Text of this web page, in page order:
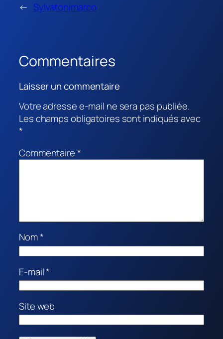
← Sylvatonimarco
Commentaires
Laisser un commentaire
Votre adresse e-mail ne sera pas publiée.
Les champs obligatoires sont indiqués avec
*
Commentaire*
Nom*
E-mail*
Site web